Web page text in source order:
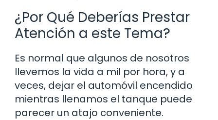
¿Por Qué Deberías Prestar
Atención a este Tema?
Es normal que algunos de nosotros
llevemos la vida a mil por hora, y a
veces, dejar el automóvil encendido
mientras llenamos el tanque puede
parecer un atajo conveniente.